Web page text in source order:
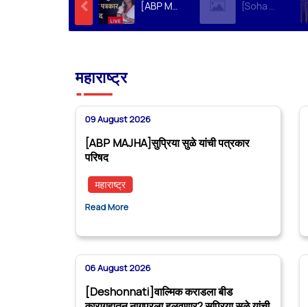
[ABP MAJHA]सुप्रिया सुळे यांची पत्रकार परिषद [Soha Ali Khan]Supriya Sule on Family, Power & Politics | Soha Ali Khan | Supriya Sule | All About Her
महाराष्ट्र
09 August 2026
[ABP MAJHA]सुप्रिया सुळे यांची पत्रकार
परिषद
महाराष्ट्र
Read More
06 August 2026
[Deshonnati]वाल्मिक कराडला बीड